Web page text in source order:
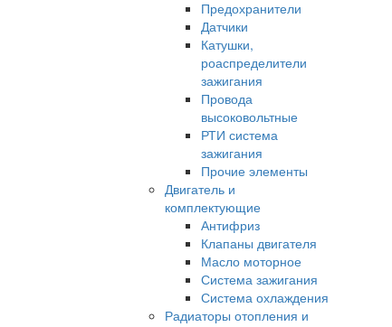
Предохранители
Датчики
Катушки,
роаспределители
зажигания
Провода
высоковольтные
РТИ система
зажигания
Прочие элементы
Двигатель и
комплектующие
Антифриз
Клапаны двигателя
Масло моторное
Система зажигания
Система охлаждения
Радиаторы отопления и